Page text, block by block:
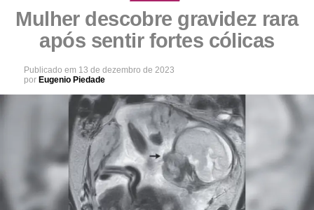
Mulher descobre gravidez rara
após sentir fortes cólicas
Publicado em 13 de dezembro de 2023
por Eugenio Piedade